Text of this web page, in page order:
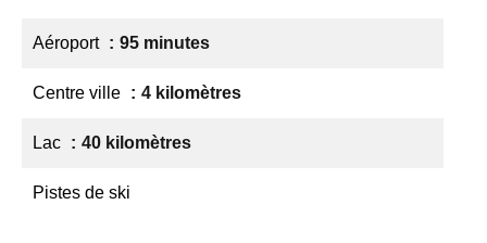
Aéroport 95 minutes
Centre ville 4 kilomètres
Lac 40 kilomètres
Pistes de ski